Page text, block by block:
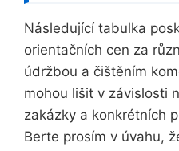
Následující tabulka
orientačních cen za
údržbou a čištěním
mohou lišit v závislosti
zakázky a konkrétních
Berte prosím v úvahu,